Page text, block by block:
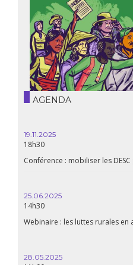
AGENDA
19.11.2025
18h30
Conférence : mobiliser les
25.06.2025
14h30
Webinaire : les luttes rurales en
28.05.2025